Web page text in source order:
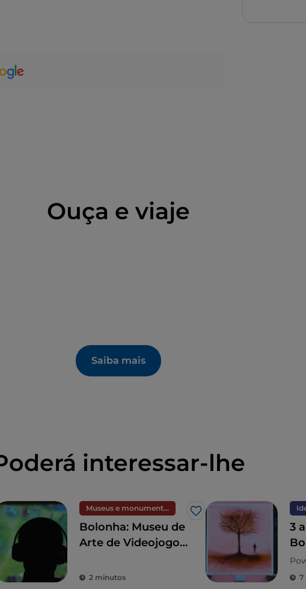
medieval e do início do
de artes decorativas, o Museu também
Ouça e viaje
Saiba mais
interessar-lhe
Museus e monumentos
Gosto
Bolonha: Museu de
Arte de Videojogos,
"nerds"
2 minutos
3
de7